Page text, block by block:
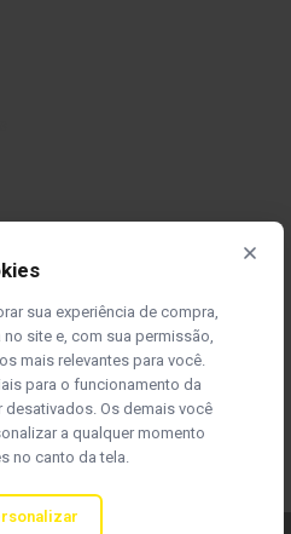
sua experiência de compra,
site e, com sua permissão,
mais relevantes para você.
para o funcionamento da
Os demais você
a qualquer momento
no canto da tela.